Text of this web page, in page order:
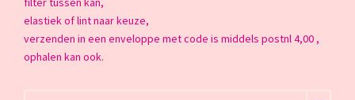
elastiek of lint naar keuze,
verzenden in een enveloppe met code is middels postnl 4,00 ,
ophalen kan ook.